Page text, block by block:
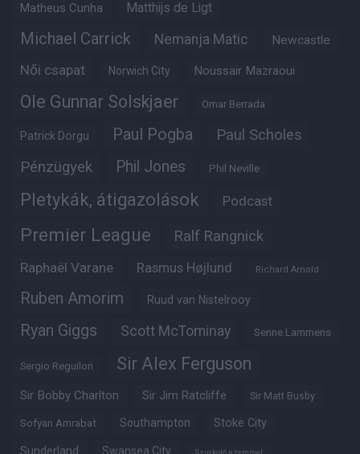
Matheus Cunha Matthijs de Ligt
Michael Carrick Nemanja Matic Newcastle
Női csapat Norwich City Noussair Mazraoui
Ole Gunnar Solskjaer Omar Berrada
Patrick Dorgu Paul Pogba Paul Scholes
Pénzügyek Phil Jones Phil Neville
Pletykák, átigazolások Podcast
Premier League Ralf Rangnick
Raphaël Varane Rasmus Højlund Richard Arnold
Ruben Amorim Ruud van Nistelrooy
Ryan Giggs Scott McTominay Senne Lammens
Sergio Reguilon Sir Alex Ferguson
Sir Bobby Charlton Sir Jim Ratcliffe Sir Matt Busby
Sofyan Amrabat Southampton Stoke City
Sunderland Swansea City Szurkoló szemmel